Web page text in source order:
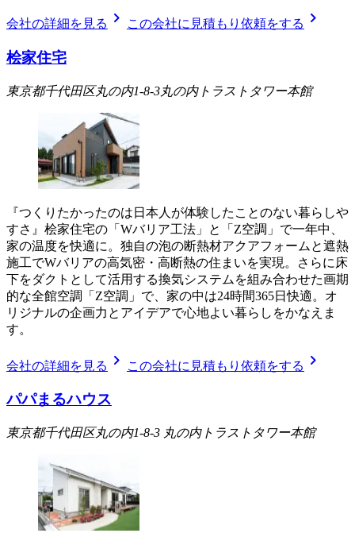
会社の詳細を見る chevron_right この会社に見積もり依頼をする chevron_right
桧家住宅
東京都千代田区丸の内1-8-3丸の内トラストタワー本館
『つくりたかったのは日本人が体験したことのない暮らしや
すさ』桧家住宅の「Wバリア工法」と「Z空調」で一年中、
家の温度を快適に。独自の泡の断熱材アクアフォームと遮熱
施工でWバリアの高気密・高断熱の住まいを実現。さらに床
下をダクトとして活用する換気システムを組み合わせた画期
的な全館空調「Z空調」で、家の中は24時間365日快適。オ
リジナルの企画力とアイデアで心地よい暮らしをかなえま
す。
会社の詳細を見る chevron_right この会社に見積もり依頼をする chevron_right
パパまるハウス
東京都千代田区丸の内1-8-3 丸の内トラストタワー本館